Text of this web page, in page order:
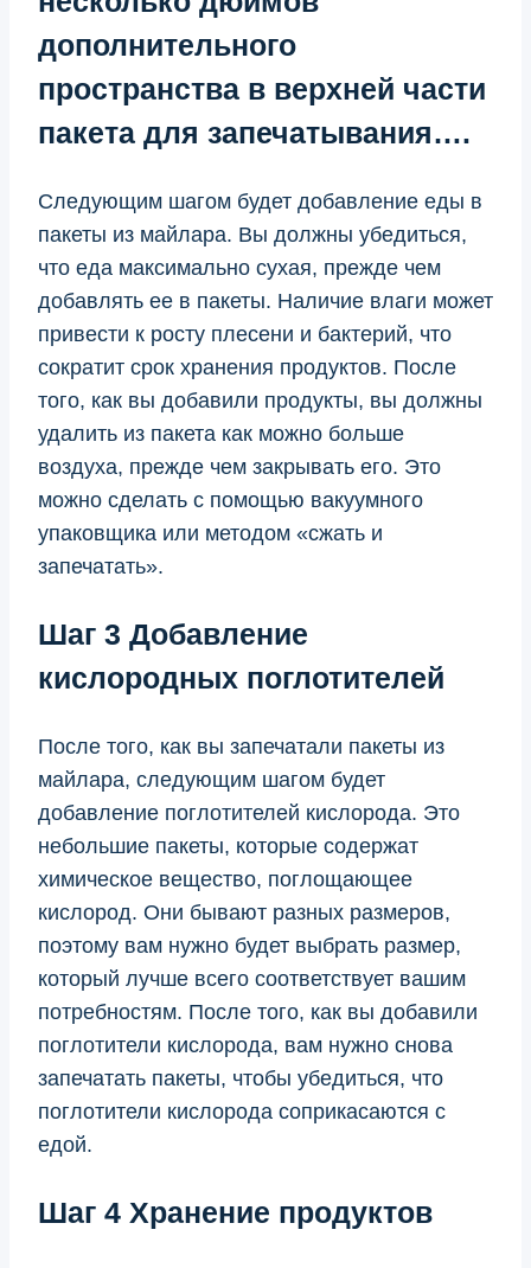
дополнительного
пространства в верхней части
пакета для запечатывания….
Следующим шагом будет добавление еды в
пакеты из майлара. Вы должны убедиться,
что еда максимально сухая, прежде чем
добавлять ее в пакеты. Наличие влаги может
привести к росту плесени и бактерий, что
сократит срок хранения продуктов. После
того, как вы добавили продукты, вы должны
удалить из пакета как можно больше
воздуха, прежде чем закрывать его. Это
можно сделать с помощью вакуумного
упаковщика или методом «сжать и
запечатать».
Шаг 3 Добавление
кислородных поглотителей
После того, как вы запечатали пакеты из
майлара, следующим шагом будет
добавление поглотителей кислорода. Это
небольшие пакеты, которые содержат
химическое вещество, поглощающее
кислород. Они бывают разных размеров,
поэтому вам нужно будет выбрать размер,
который лучше всего соответствует вашим
потребностям. После того, как вы добавили
поглотители кислорода, вам нужно снова
запечатать пакеты, чтобы убедиться, что
поглотители кислорода соприкасаются с
едой.
Шаг 4 Хранение продуктов